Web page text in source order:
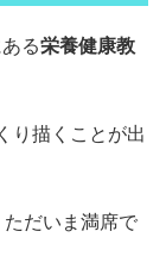
る栄養健康教
り描くことが出
だいま満席で